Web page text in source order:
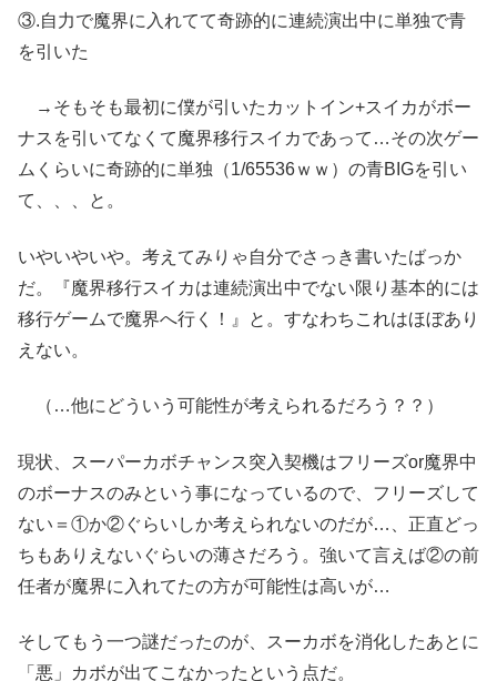
③.自力で魔界に入れてて奇跡的に連続演出中に単独で青
を引いた
→そもそも最初に僕が引いたカットイン+スイカがボー
ナスを引いてなくて魔界移行スイカであって…その次ゲー
ムくらいに奇跡的に単独（1/65536ｗｗ）の青BIGを引い
て、、、と。
いやいやいや。考えてみりゃ自分でさっき書いたばっか
だ。『魔界移行スイカは連続演出中でない限り基本的には
移行ゲームで魔界へ行く！』と。すなわちこれはほぼあり
えない。
（…他にどういう可能性が考えられるだろう？？）
現状、スーパーカボチャンス突入契機はフリーズor魔界中
のボーナスのみという事になっているので、フリーズして
ない＝①か②ぐらいしか考えられないのだが…、正直どっ
ちもありえないぐらいの薄さだろう。強いて言えば②の前
任者が魔界に入れてたの方が可能性は高いが…
そしてもう一つ謎だったのが、スーカボを消化したあとに
「悪」カボが出てこなかったという点だ。